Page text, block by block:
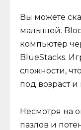
Вы можете
малышей.
компьютер
BlueStacks.
сложности,
под возраст
Несмотря на
пазлов и